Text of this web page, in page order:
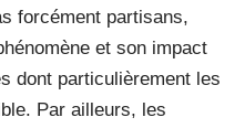
forcément partisans,
et son impact
dont particulièrement les
Par ailleurs, les